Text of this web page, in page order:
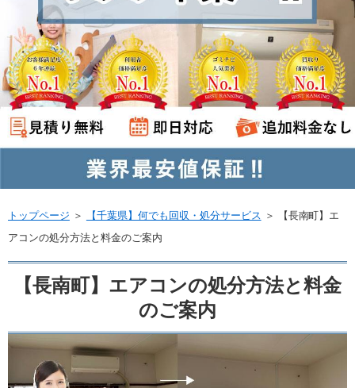
トップページ ＞ 【千葉県】何でも回収・処分サービス ＞
【長南町】エ
アコンの処分方法と料金のご案内
【長南町】エアコンの処分方法と料金
のご案内